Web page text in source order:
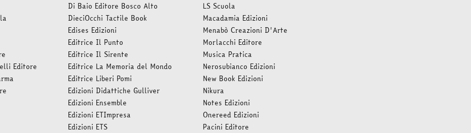
Editore
Di Baio Editore Bosco Alto
DieciOcchi Tactile Book
Edises Edizioni
Editrice Il Punto
Editrice Il Sirente
Editrice La Memoria del Mondo
Editrice Liberi Pomi
Edizioni Didattiche Gulliver
Edizioni Ensemble
Edizioni ETImpresa
Edizioni ETS
LS Scuola
Macadamia Edizioni
Menabò Creazioni D'Arte
Morlacchi Editore
Musica Pratica
Nerosubianco Edizioni
New Book Edizioni
Nikura
Notes Edizioni
Onereed Edizioni
Pacini Editore